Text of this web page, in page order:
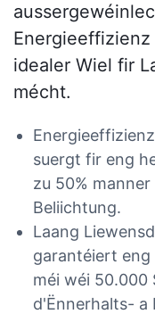
idealer Wiel fir
mécht.
suergt fir eng
zu 50%
Beliichtung.
Laang
garantéiert eng
méi wéi 50.000
d'Ënnerhalts- a